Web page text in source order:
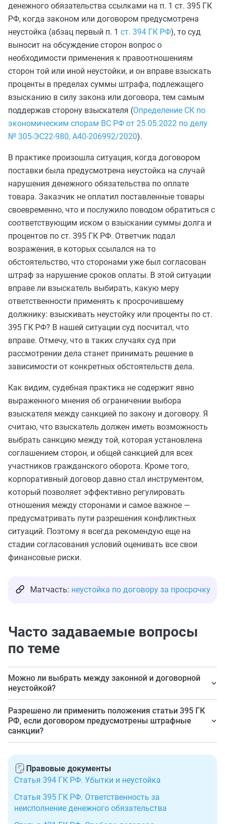
денежного обязательства ссылками на п. 1 ст. 395 ГК
РФ, когда законом или договором предусмотрена
неустойка (абзац первый п. 1 ст. 394 ГК РФ), то суд
выносит на обсуждение сторон вопрос о
необходимости применения к правоотношениям
сторон той или иной неустойки, и он вправе взыскать
проценты в пределах суммы штрафа, подлежащего
взысканию в силу закона или договора, тем самым
поддержав сторону взыскателя (Определение СК по
экономическим спорам ВС РФ от 25.05.2022 по делу
№ 305-ЭС22-980, А40-206992/2020).
В практике произошла ситуация, когда договором
поставки была предусмотрена неустойка на случай
нарушения денежного обязательства по оплате
товара. Заказчик не оплатил поставленные товары
своевременно, что и послужило поводом обратиться с
соответствующим иском о взыскании суммы долга и
процентов по ст. 395 ГК РФ. Ответчик подал
возражения, в которых ссылался на то
обстоятельство, что сторонами уже был согласован
штраф за нарушение сроков оплаты. В этой ситуации
вправе ли взыскатель выбирать, какую меру
ответственности применять к просрочившему
должнику: взыскивать неустойку или проценты по ст.
395 ГК РФ? В нашей ситуации суд посчитал, что
вправе. Отмечу, что в таких случаях суд при
рассмотрении дела станет принимать решение в
зависимости от конкретных обстоятельств дела.
Как видим, судебная практика не содержит явно
выраженного мнения об ограничении выбора
взыскателя между санкцией по закону и договору. Я
считаю, что взыскатель должен иметь возможность
выбрать санкцию между той, которая установлена
соглашением сторон, и общей санкцией для всех
участников гражданского оборота. Кроме того,
корпоративный договор давно стал инструментом,
который позволяет эффективно регулировать
отношения между сторонами и самое важное —
предусматривать пути разрешения конфликтных
ситуаций. Поэтому я всегда рекомендую еще на
стадии согласования условий оценивать все свои
финансовые риски.
Матчасть: неустойка по договору за просрочку
Часто задаваемые вопросы
по теме
Можно ли выбрать между законной и договорной
неустойкой?
Выбор взыскателя между санкциями по закону и
договору презюмируется, но однозначного ответа ни
действующее законодательство, ни судебная
практика не содержат.
Разрешено ли применить положения статьи 395 ГК
РФ, если договором предусмотрены штрафные
санкции?
при рассмотрении иска сможет переквалифицировать
его в требование о взыскании договорной неустойки.
Правовые документы
Статья 394 ГК РФ. Убытки и неустойка
Статья 395 ГК РФ. Ответственность за
неисполнение денежного обязательства